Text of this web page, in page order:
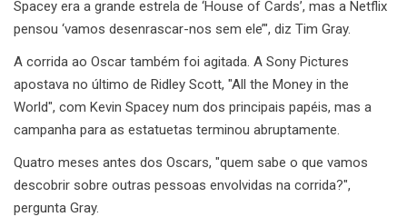
Spacey era a grande estrela de ‘House of Cards’, mas a Netflix
pensou ‘vamos desenrascar-nos sem ele’", diz Tim Gray.
A corrida ao Oscar também foi agitada. A Sony Pictures
apostava no último de Ridley Scott, "All the Money in the
World", com Kevin Spacey num dos principais papéis, mas a
campanha para as estatuetas terminou abruptamente.
Quatro meses antes dos Oscars, "quem sabe o que vamos
descobrir sobre outras pessoas envolvidas na corrida?",
pergunta Gray.